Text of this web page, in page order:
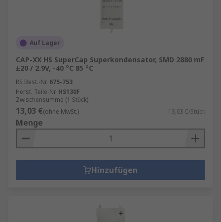
Auf Lager
CAP-XX HS SuperCap Superkondensator, SMD 2880 mF
±20 / 2.9V, -40 °C 85 °C
RS Best.-Nr. 675-753
Herst. Teile-Nr. HS130F
Zwischensumme (1 Stück)
13,03 €(ohne MwSt.) 13,03 €/Stück
Menge
Hinzufügen